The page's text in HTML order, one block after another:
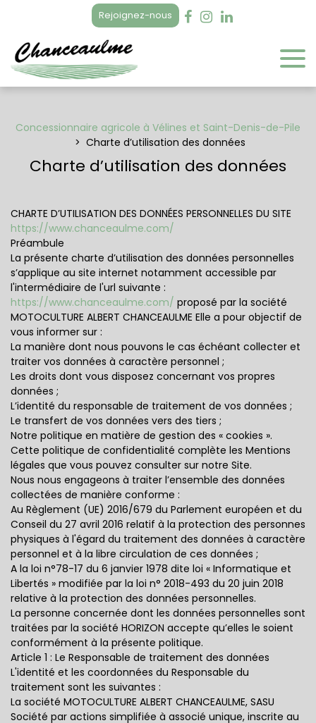
Rejoignez-nous
Concessionnaire agricole à Vélines et Saint-Denis-de-Pile
Charte d’utilisation des données
Charte d’utilisation des données
CHARTE D’UTILISATION DES DONNÉES PERSONNELLES DU SITE
https://www.chanceaulme.com/
Préambule
La présente charte d’utilisation des données personnelles
s’applique au site internet notamment accessible par
l'intermédiaire de l'url suivante :
https://www.chanceaulme.com/ proposé par la société
MOTOCULTURE ALBERT CHANCEAULME Elle a pour objectif de
vous informer sur :
La manière dont nous pouvons le cas échéant collecter et
traiter vos données à caractère personnel ;
Les droits dont vous disposez concernant vos propres
données ;
L’identité du responsable de traitement de vos données ;
Le transfert de vos données vers des tiers ;
Notre politique en matière de gestion des « cookies ».
Cette politique de confidentialité complète les Mentions
légales que vous pouvez consulter sur notre Site.
Nous nous engageons à traiter l’ensemble des données
collectées de manière conforme :
Au Règlement (UE) 2016/679 du Parlement européen et du
Conseil du 27 avril 2016 relatif à la protection des personnes
physiques à l'égard du traitement des données à caractère
personnel et à la libre circulation de ces données ;
A la loi n°78-17 du 6 janvier 1978 dite loi « Informatique et
Libertés » modifiée par la loi n° 2018-493 du 20 juin 2018
relative à la protection des données personnelles.
La personne concernée dont les données personnelles sont
traitées par la société HORIZON accepte qu’elles le soient
conformément à la présente politique.
Article 1 : Le Responsable de traitement des données
L'identité et les coordonnées du Responsable du
traitement sont les suivantes :
La société MOTOCULTURE ALBERT CHANCEAULME, SASU
Société par actions simplifiée à associé unique, inscrite au
Panneau de gestion des cookies